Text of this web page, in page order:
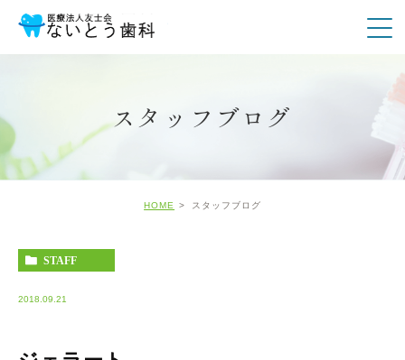
スタッフブログ
HOME スタッフブログ
STAFF
2018.09.21